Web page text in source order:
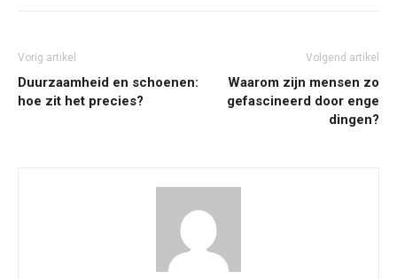
Vorig artikel
Duurzaamheid en schoenen:
hoe zit het precies?
Volgend artikel
Waarom zijn mensen zo
gefascineerd door enge
dingen?